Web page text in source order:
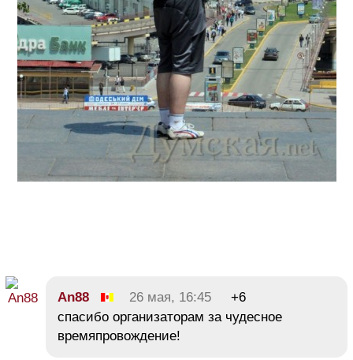
An88 26 мая, 16:45
+6
спасибо организаторам за чудесное
времяпровождение!